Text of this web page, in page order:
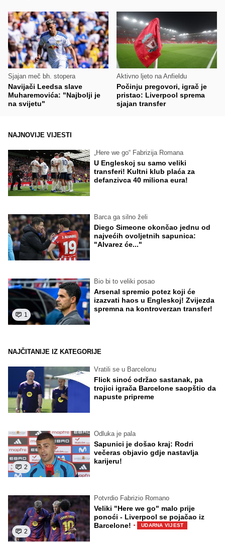
Sjajan meč bh. stopera
Navijači Leedsa slave
Muharemovića: "Najbolji je
na svijetu"
Aktivno ljeto na Anfieldu
Počinju pregovori, igrač je
pristao: Liverpool sprema
sjajan transfer
NAJNOVIJE VIJESTI
„Here we go“ Fabrizija Romana
U Engleskoj su samo veliki
transferi! Kultni klub plaća za
defanzivca 40 miliona eura!
Barca ga silno želi
Diego Simeone okončao jednu od
najvećih ovoljetnih sapunica:
"Alvarez će..."
1
Bio bi to veliki posao
Arsenal spremio potez koji će
izazvati haos u Engleskoj! Zvijezda
spremna na kontroverzan transfer!
NAJČITANIJE IZ KATEGORIJE
Vratili se u Barcelonu
Flick sinoć održao sastanak, pa
trojici igrača Barcelone saopštio da
napuste pripreme
2
Odluka je pala
Sapunici je došao kraj: Rodri
večeras objavio gdje nastavlja
karijeru!
2
Potvrdio Fabrizio Romano
Veliki "Here we go" malo prije
ponoći - Liverpool se pojačao iz
Barcelone! · UDARNA VIJEST